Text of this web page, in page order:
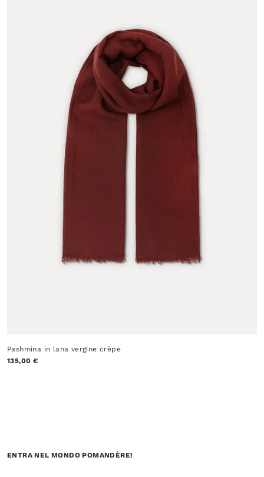
Pashmina in lana vergine crèpe
135,00 €
ENTRA NEL MONDO POMANDÈRE!